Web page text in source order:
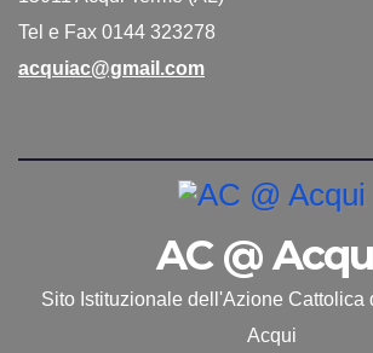
Tel e Fax 0144 323278
acquiac@gmail.com
AC @
Sito Istituzionale dell'Azione Cattolica
Acqui